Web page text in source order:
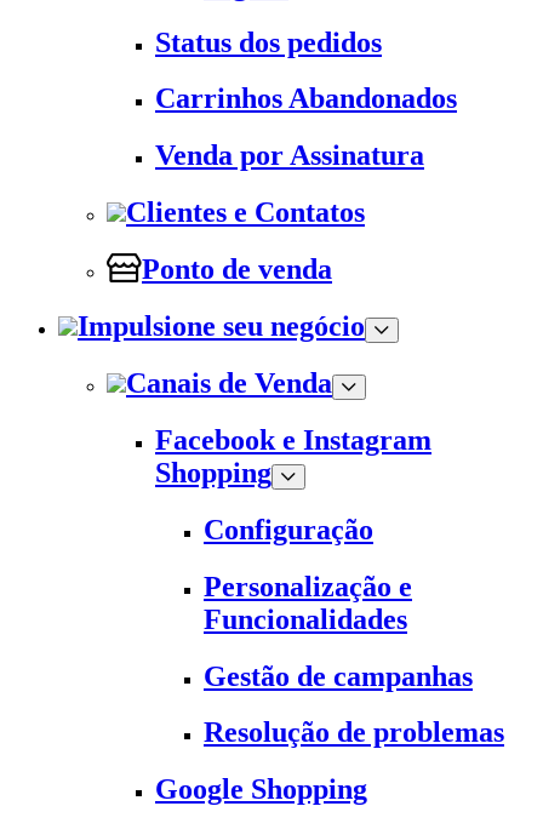
Status dos pedidos
Carrinhos Abandonados
Venda por Assinatura
Clientes e Contatos
Ponto de venda
Impulsione seu negócio
Canais de Venda
Facebook e Instagram
Shopping
Configuração
Personalização e
Funcionalidades
Gestão de campanhas
Resolução de problemas
Google Shopping